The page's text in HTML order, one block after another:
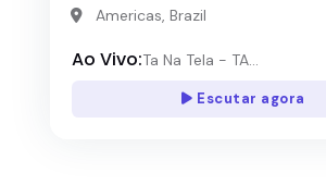
Americas, Brazil
Ao Vivo:Ta Na Tela - TA...
Escutar agora